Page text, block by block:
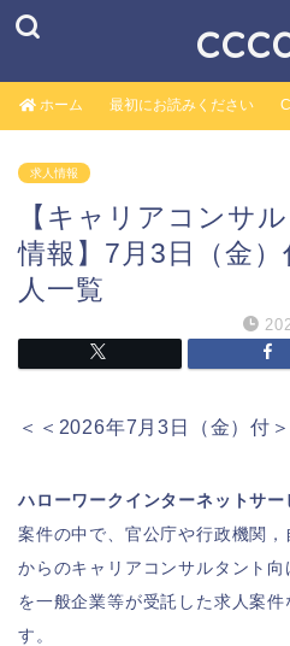
ホーム 最初にお読みください
求人情報
【キャリアコンサ
情報】7月3日（金
人一覧
＜＜2026年7月3日（金）付＞
ハローワークインターネットサ
案件の中で、官公庁や行政機関
からのキャリアコンサルタント
を一般企業等が受託した求人案
す。